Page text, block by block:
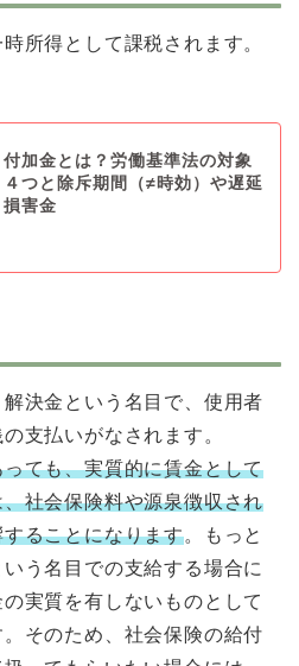
所得として課税されます。
付加金とは？労働基準法の対象
４つと除斥期間（≠時効）や遅延
損害金
決金という名目で、使用者
支払いがなされます。
ても、実質的に賃金として
社会保険料や源泉徴収され
ることになります。もっと
う名目での支給する場合に
実質を有しないものとして
そのため、社会保険の給付